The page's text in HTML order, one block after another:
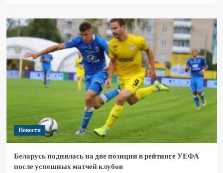
Новости
Беларусь поднялась на две позиции в рейтинге УЕФА
после успешных матчей клубов